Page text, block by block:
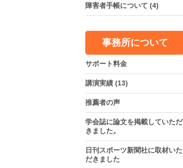
障害者手帳について (4)
事務所について
サポート料金
講演実績 (13)
推薦者の声
学会誌に論文を掲載していただ
きました。
日刊スポーツ新聞社に取材いた
だきました